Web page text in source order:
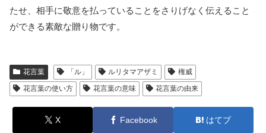
たせ、相手に敬意を払っていることをさりげなく伝えること
ができる素敵な贈り物です。
花言葉 「ル」 ルリタマアザミ
権威
花言葉の使い方
花言葉の意味 花言葉の由来
X Facebook はてブ